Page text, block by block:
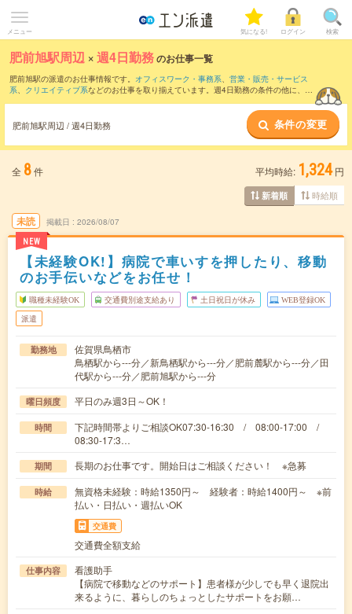
メニュー 気になる! ログイン 検索
肥前旭駅周辺 ×週4日勤務のお仕事一覧
肥前旭駅の派遣のお仕事情報です。 オフィスワーク・事務系、 営業・販売・サービス
系、 クリエイティブ系などのお仕事を取り揃えています。週4日勤務の条件の他に、 交
肥前旭駅周辺 / 週4日勤務 条件の変更
全 8件 平均時給: 1,324 円
新着順 時給順
未読
NEW
掲載日 2026/08/07
【未経験OK!】病院で車いすを押したり、移動
のお手伝いなどをお任せ！
職種未経験OK 交通費別途支給あり 土日祝日が休み WEB登録OK
派遣
勤務地
佐賀県鳥栖市
鳥栖駅から---分／新鳥栖駅から---分／肥前麓駅から---分／田
代駅から---分／肥前旭駅から---分
曜日頻度 平日のみ週3日～OK！
時間
下記時間帯よりご相談OK07:30-16:30 / 08:00-17:00 /
08:30-17:3…
期間 長期のお仕事です。開始日はご相談ください！ ※急募
時給
無資格未経験：時給1350円～ 経験者：時給1400円～ ※前
払い・日払い・週払いOK
交通費
交通費全額支給
仕事内容
看護助手
【病院で移動などのサポート】患者様が少しでも早く退院出
来るように、暮らしのちょっとしたサポートをお願…